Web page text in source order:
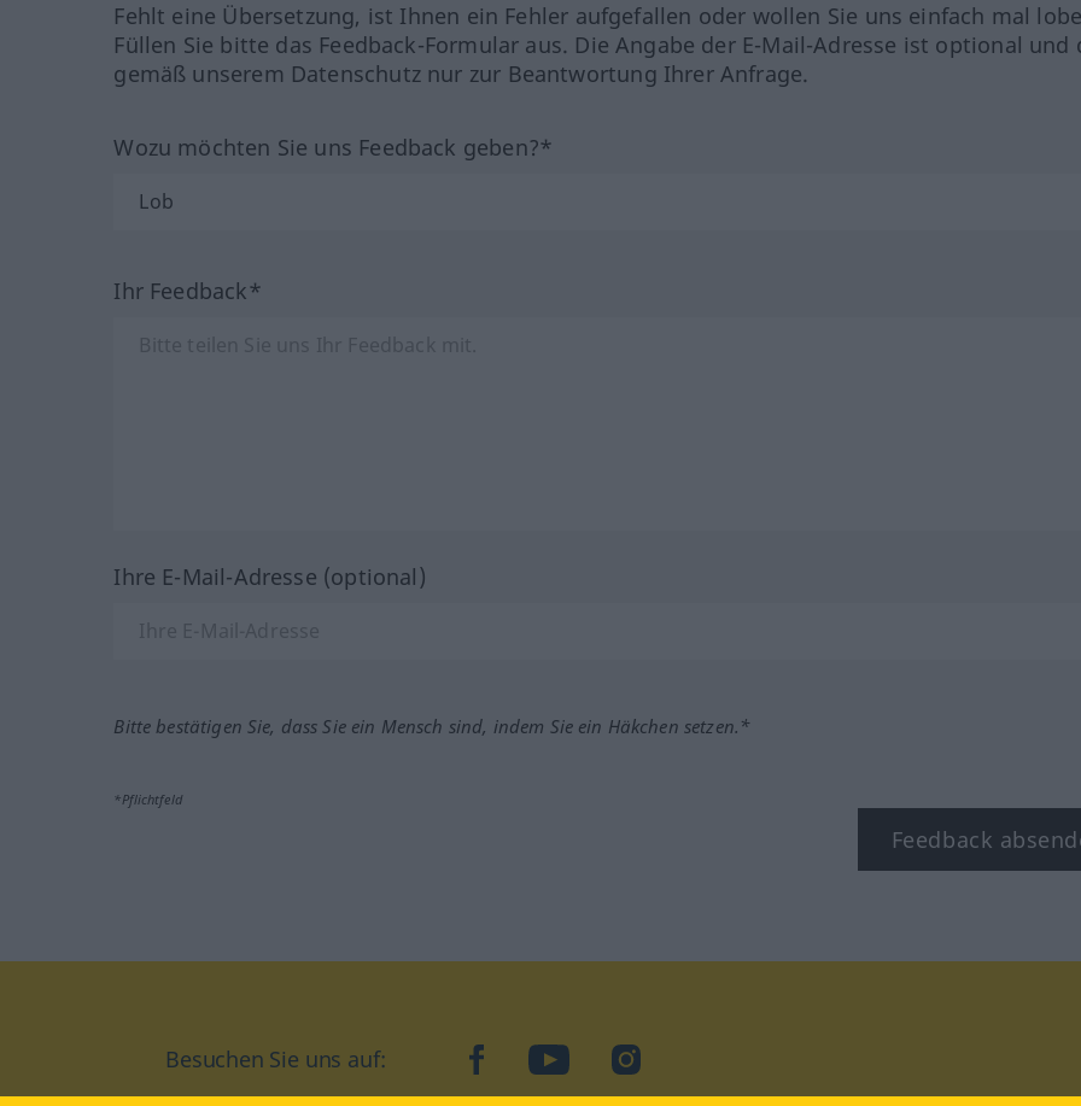
Fehlt eine Übersetzung, ist Ihnen ein Fehler aufgefallen oder wollen Sie uns einfach mal
Füllen Sie bitte das Feedback-Formular aus. Die Angabe der E-Mail-Adresse ist optional und
gemäß unserem Datenschutz nur zur Beantwortung Ihrer Anfrage.
Wozu möchten Sie uns Feedback geben?*
Ihr Feedback*
Ihre E-Mail-Adresse (optional)
Bitte bestätigen Sie, dass Sie ein Mensch sind, indem Sie ein Häkchen setzen.*
*Pflichtfeld
Feedback
Besuchen Sie uns auf: facebookYouTubeInstagram